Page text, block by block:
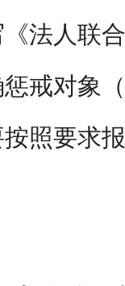
法人联
戒对象
照要求